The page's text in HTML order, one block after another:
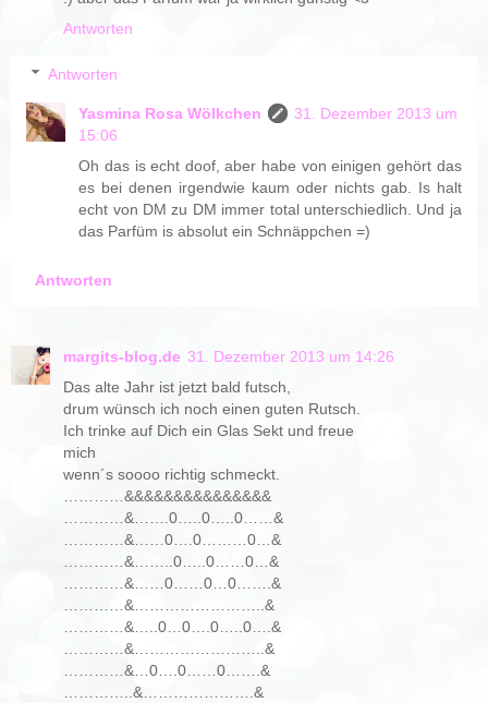
Antworten
Antworten
Yasmina Rosa Wölkchen
31. Dezember 2013 um
15:06
Oh das is echt doof, aber habe von einigen gehört das
es bei denen irgendwie kaum oder nichts gab. Is halt
echt von DM zu DM immer total unterschiedlich. Und ja
das Parfüm is absolut ein Schnäppchen =)
Antworten
margits-blog.de 31. Dezember 2013 um 14:26
Das alte Jahr ist jetzt bald futsch,
drum wünsch ich noch einen guten Rutsch.
Ich trinke auf Dich ein Glas Sekt und freue
mich
wenn´s soooo richtig schmeckt.
…………&&&&&&&&&&&&&&&
…………&…….0…..0…..0……&
…………&……0….0………0…&
…………&……..0…..0……0…&
…………&……0……0…0…….&
…………&……………………..&
…………&…..0…0….0…..0….&
…………&……………………..&
…………&…0….0……0…….&
…………..&………………….&